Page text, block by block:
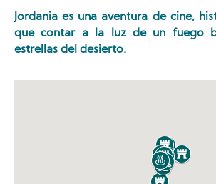
Jordania es una aventura de cine,
que contar a la luz de un fuego
estrellas del desierto.